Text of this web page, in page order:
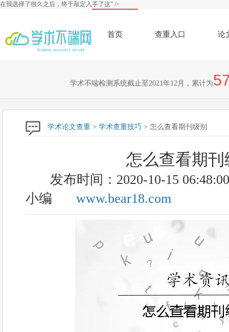
在我选择了很久之后，终于敲定入手了这" />
首页 查重入口 论
学术不端检测系统截止至2021年12月，累计为
学术论文查重 > 学术查重技巧 > 怎么查看期刊级别
怎么查看期刊
发布时间：2020-10-15 06:48:00
小编
www.bear18.com